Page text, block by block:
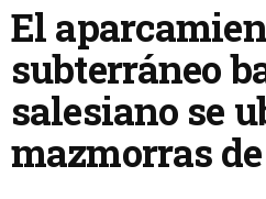
El
subterráneo
salesiano se
mazmorras